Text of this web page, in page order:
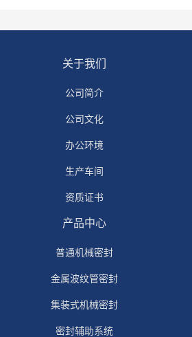
关于我们
公司简介
公司文化
办公环境
生产车间
资质证书
产品中心
普通机械密封
金属波纹管密封
集装式机械密封
密封辅助系统